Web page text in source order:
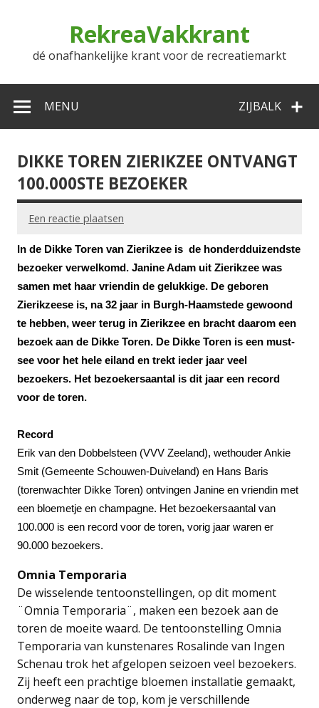
RekreaVakkrant
dé onafhankelijke krant voor de recreatiemarkt
ZIJBALK
MENU
DIKKE TOREN ZIERIKZEE ONTVANGT
100.000STE BEZOEKER
Een reactie plaatsen
In de Dikke Toren van Zierikzee is de honderdduizendste
bezoeker verwelkomd. Janine Adam uit Zierikzee was
samen met haar vriendin de gelukkige. De geboren
Zierikzeese is, na 32 jaar in Burgh-Haamstede gewoond
te hebben, weer terug in Zierikzee en bracht daarom een
bezoek aan de Dikke Toren. De Dikke Toren is een must-
see voor het hele eiland en trekt ieder jaar veel
bezoekers. Het bezoekersaantal is dit jaar een record
voor de toren.
Record
Erik van den Dobbelsteen (VVV Zeeland), wethouder Ankie
Smit (Gemeente Schouwen-Duiveland) en Hans Baris
(torenwachter Dikke Toren) ontvingen Janine en vriendin met
een bloemetje en champagne. Het bezoekersaantal van
100.000 is een record voor de toren, vorig jaar waren er
90.000 bezoekers.
Omnia Temporaria
De wisselende tentoonstellingen, op dit moment
¨Omnia Temporaria¨, maken een bezoek aan de
toren de moeite waard. De tentoonstelling Omnia
Temporaria van kunstenares Rosalinde van Ingen
Schenau trok het afgelopen seizoen veel bezoekers.
Zij heeft een prachtige bloemen installatie gemaakt,
onderweg naar de top, kom je verschillende